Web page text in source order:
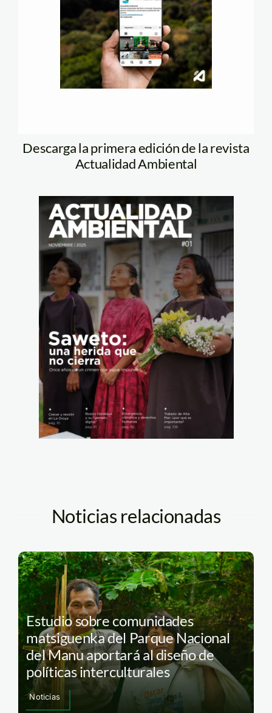
Descarga la primera edición de la revista
Actualidad Ambiental
Noticias relacionadas
Estudio sobre comunidades
matsiguenka del Parque Nacional
del Manu aportará al diseño de
políticas interculturales
Noticias